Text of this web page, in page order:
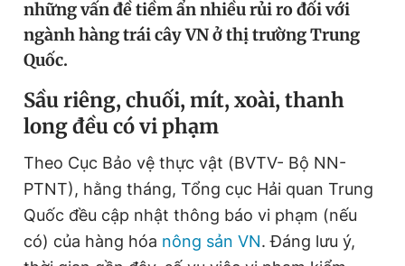
Sản phẩm khác
Tiện ích Bạn cần biết
Thông tin tòa soạn
những vấn đề tiềm ẩn nhiều rủi ro đối với
ngành hàng trái cây VN ở thị trường Trung
Quốc.
Sầu riêng, chuối, mít, xoài, thanh
long đều có vi phạm
Theo Cục Bảo vệ thực vật (BVTV- Bộ NN-
PTNT), hằng tháng, Tổng cục Hải quan Trung
Quốc đều cập nhật thông báo vi phạm (nếu
có) của hàng hóa nông sản VN. Đáng lưu ý,